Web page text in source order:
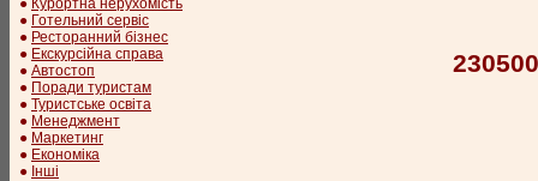
● Курортна нерухомість
● Готельний сервіс
● Ресторанний бізнес
● Екскурсійна справа
● Автостоп
● Поради туристам
● Туристське освіта
● Менеджмент
● Маркетинг
● Економіка
● Інші